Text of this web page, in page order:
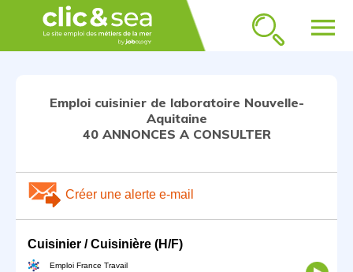
menu
Emploi cuisinier de laboratoire Nouvelle-
Aquitaine
40 ANNONCES A CONSULTER
Créer une alerte e-mail
Cuisinier / Cuisinière (H/F)
Emploi France Travail